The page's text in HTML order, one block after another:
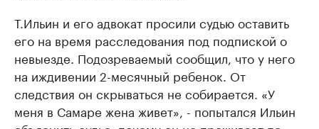
Т.Ильин и его адвокат просили судью оставить
его на время расследования под подпиской о
невыезде. Подозреваемый сообщил, что у него
на иждивении 2-месячный ребенок. От
следствия он скрываться не собирается. «У
меня в Самаре жена живет», - попытался Ильин